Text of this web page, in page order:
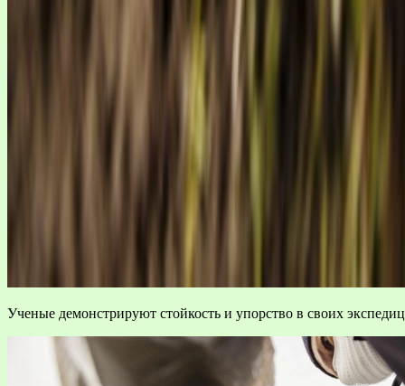
Ученые демонстрируют стойкость и упорство в своих